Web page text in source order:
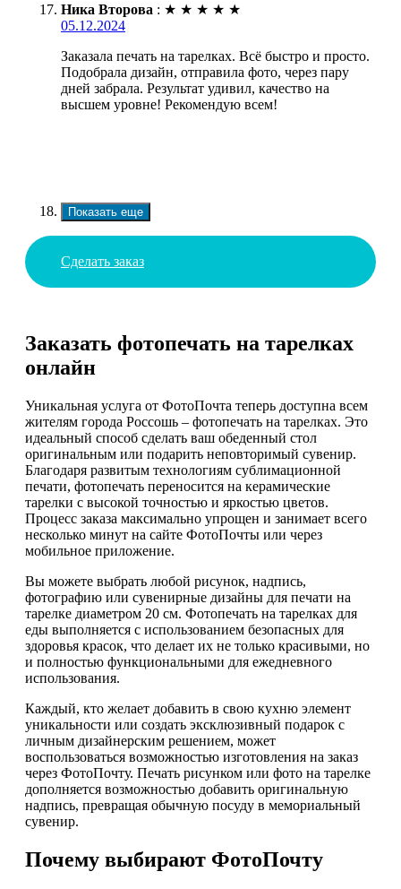
Ника Второва : ★ ★ ★ ★ ★
05.12.2024
Заказала печать на тарелках. Всё быстро и просто.
Подобрала дизайн, отправила фото, через пару
дней забрала. Результат удивил, качество на
высшем уровне! Рекомендую всем!
Показать еще
Сделать заказ
Заказать фотопечать на тарелках
онлайн
Уникальная услуга от ФотоПочта теперь доступна всем
жителям города Россошь – фотопечать на тарелках. Это
идеальный способ сделать ваш обеденный стол
оригинальным или подарить неповторимый сувенир.
Благодаря развитым технологиям сублимационной
печати, фотопечать переносится на керамические
тарелки с высокой точностью и яркостью цветов.
Процесс заказа максимально упрощен и занимает всего
несколько минут на сайте ФотоПочты или через
мобильное приложение.
Вы можете выбрать любой рисунок, надпись,
фотографию или сувенирные дизайны для печати на
тарелке диаметром 20 см. Фотопечать на тарелках для
еды выполняется с использованием безопасных для
здоровья красок, что делает их не только красивыми, но
и полностью функциональными для ежедневного
использования.
Каждый, кто желает добавить в свою кухню элемент
уникальности или создать эксклюзивный подарок с
личным дизайнерским решением, может
воспользоваться возможностью изготовления на заказ
через ФотоПочту. Печать рисунком или фото на тарелке
дополняется возможностью добавить оригинальную
надпись, превращая обычную посуду в мемориальный
сувенир.
Почему выбирают ФотоПочту